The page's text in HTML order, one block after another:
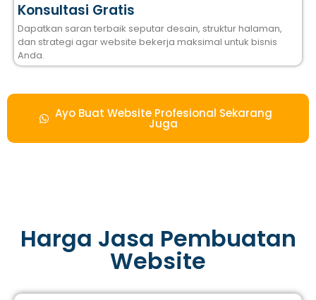
Konsultasi Gratis
Dapatkan saran terbaik seputar desain, struktur halaman,
dan strategi agar website bekerja maksimal untuk bisnis
Anda.
Ayo Buat Website Profesional Sekarang
Juga
Harga Jasa Pembuatan
Website